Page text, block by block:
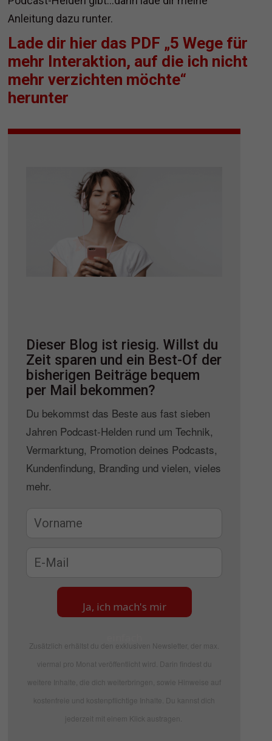
Anleitung dazu runter.
Lade dir hier das PDF „5 Wege für
mehr Interaktion, auf die ich nicht
mehr verzichten möchte“
herunter
Dieser Blog ist riesig. Willst du
Zeit sparen und ein Best-Of der
bisherigen Beiträge bequem
per Mail bekommen?
Du bekommst das Beste aus fast sieben
Jahren Podcast-Helden rund um Technik,
Vermarktung, Promotion deines Podcasts,
Kundenfindung, Branding und vielen, vieles
mehr.
Ja, ich mach's mir
Zusätzlich erhältst du den exklusiven Newsletter, der max.
viermal pro Monat veröffentlicht wird. Darin findest du
weitere Inhalte, die dich weiterbringen, sowie Hinweise auf
kostenfreie und kostenpflichtige Inhalte. Du kannst dich
jederzeit mit einem Klick austragen.